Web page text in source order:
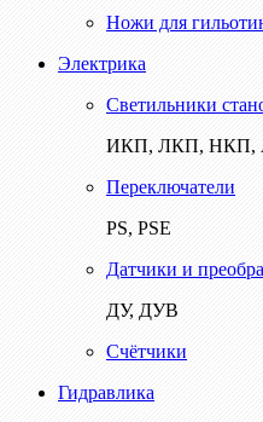
Ножи для
Электрика
Светильники
ИКП, ЛКП, НКП,
Переключатели
PS, PSE
Датчики и
ДУ, ДУВ
Счётчики
Гидравлика